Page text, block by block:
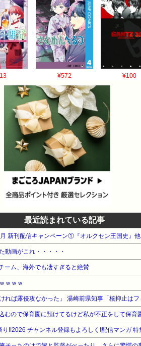
¥572 ¥100
最近読まれている記事
新刊配信キャンペーン①『オルクセン王国史』他
動画がこれ・・・・・
ーム、海外でも凄すぎると絶賛
ｗｗｗ